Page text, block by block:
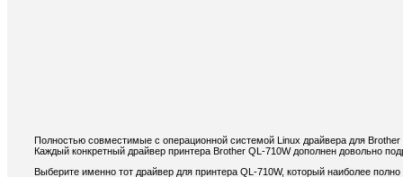
Полностью совместимые с операционной системой Linux драйвера для
Каждый конкретный драйвер принтера Brother QL-710W дополнен довольно
Выберите именно тот драйвер для принтера QL-710W, который наиболее